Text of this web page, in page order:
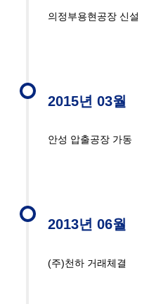
의정부용현공장 신설
2015년 03월
안성 압출공장 가동
2013년 06월
(주)천하 거래체결